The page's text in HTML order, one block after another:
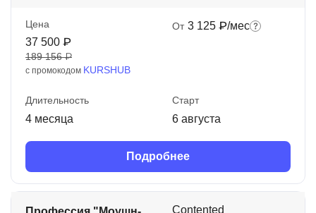
Цена
37 500 ₽
189 156 ₽
с промокодом KURSHUB
От 3 125 ₽/мес
Длительность
4 месяца
Старт
6 августа
Подробнее
Contented